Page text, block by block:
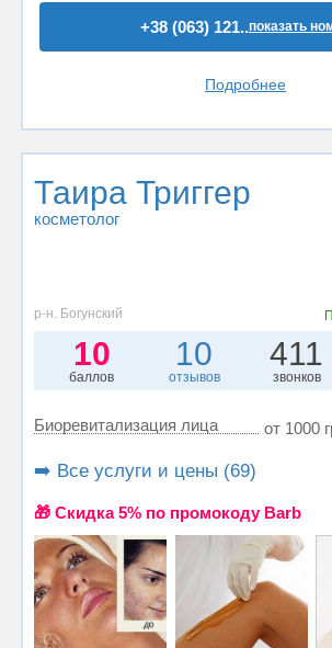
+38 (063) 121..показать
Подробнее
Таира Триггер
косметолог
р-н. Богунский
10
баллов
10
отзывов
411
звонков
Биоревитализация лица от 1000
➡️ Все услуги и цены (69)
🎁 Cкидка 5% по промокоду Barb